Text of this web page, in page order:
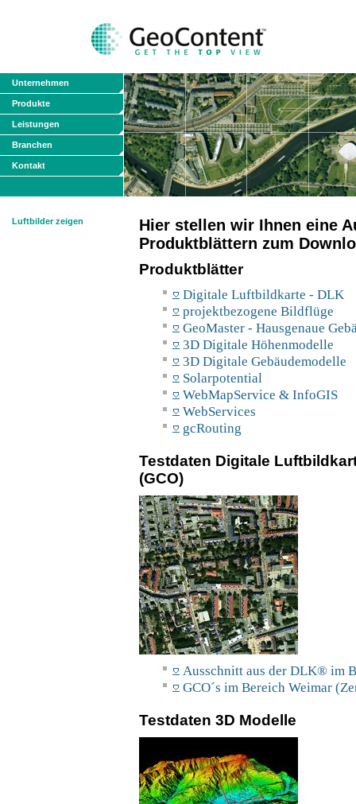
Unternehmen
Produkte
Leistungen
Branchen
Kontakt
Luftbilder zeigen
Hier stellen wir Ihnen eine
Produktblättern zum
Produktblätter
Digitale Luftbildkarte - DLK
projektbezogene Bildflüge
GeoMaster - Hausgenaue
3D Digitale Höhenmodelle
3D Digitale Gebäudemodelle
Solarpotential
WebMapService & InfoGIS
WebServices
gcRouting
Testdaten Digitale
(GCO)
Ausschnitt aus der DLK® im
GCO´s im Bereich Weimar
Testdaten 3D Modelle